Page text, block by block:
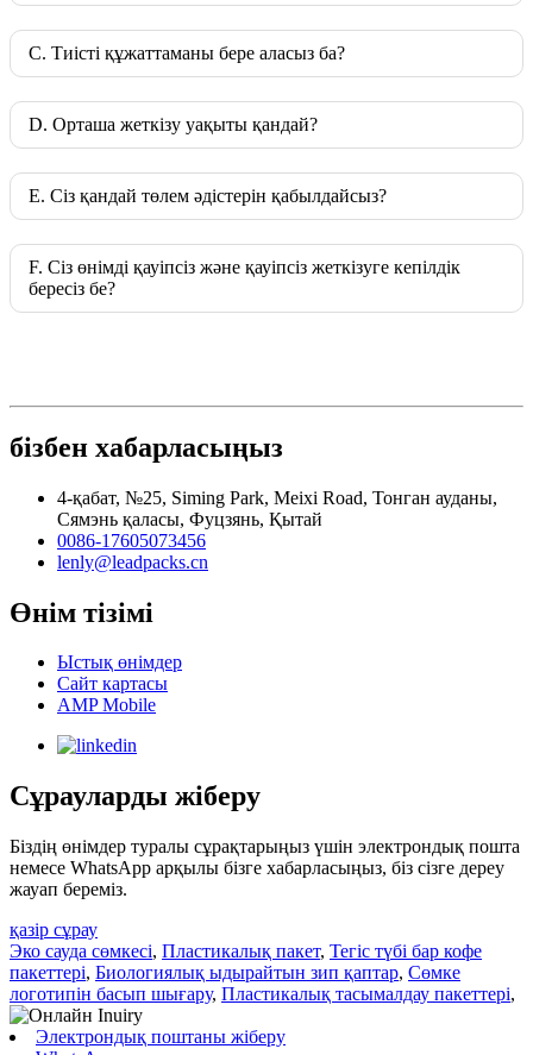
C. Тиісті құжаттаманы бере аласыз ба?
D. Орташа жеткізу уақыты қандай?
E. Сіз қандай төлем әдістерін қабылдайсыз?
F. Сіз өнімді қауіпсіз және қауіпсіз жеткізуге кепілдік
бересіз бе?
бізбен хабарласыңыз
4-қабат, №25, Siming Park, Meixi Road, Тонган ауданы,
Сямэнь қаласы, Фуцзянь, Қытай
0086-17605073456
lenly@leadpacks.cn
Өнім тізімі
Ыстық өнімдер
Сайт картасы
AMP Mobile
Сұрауларды жіберу
Біздің өнімдер туралы сұрақтарыңыз үшін электрондық пошта
немесе WhatsApp арқылы бізге хабарласыңыз, біз сізге дереу
жауап береміз.
қазір сұрау
Эко сауда сөмкесі, Пластикалық пакет, Тегіс түбі бар кофе
пакеттері, Биологиялық ыдырайтын зип қаптар, Сөмке
логотипін басып шығару, Пластикалық тасымалдау пакеттері,
Электрондық поштаны жіберу